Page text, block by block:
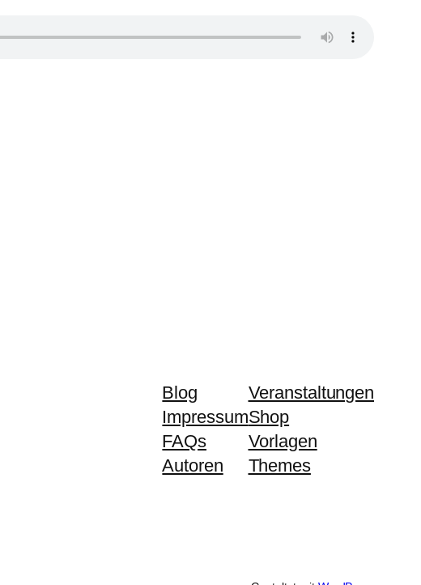
Blog
Impressum
FAQs
Autoren
Veranstaltungen
Shop
Vorlagen
Themes